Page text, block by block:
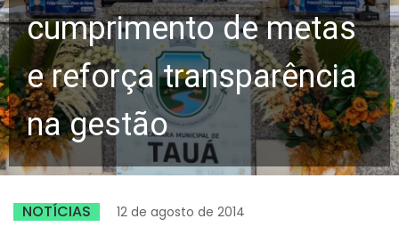
cumprimento de metas
e reforça transparência
na gestão
NOTÍCIAS 12 de agosto de 2014